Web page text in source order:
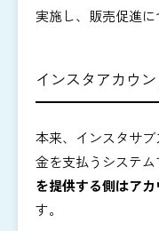
実施し、販売促進に
インスタアカウ
本来、インスタサ
金を支払うシステム
を提供する側はア
す。